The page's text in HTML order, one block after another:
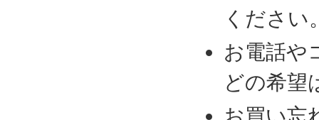
ください
お電話や
どの希望